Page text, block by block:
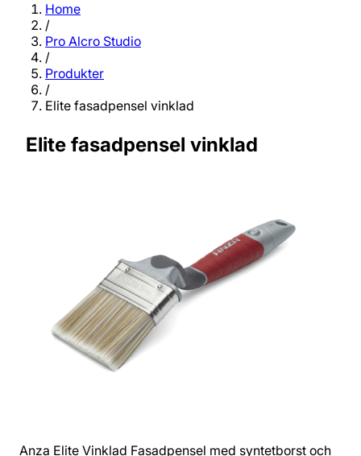
Home
/
Pro Alcro Studio
/
Produkter
/
Elite fasadpensel vinklad
Elite fasadpensel vinklad
Anza Elite Vinklad Fasadpensel med syntetborst och